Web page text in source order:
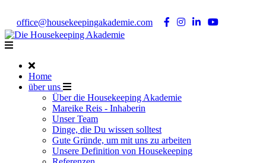
office@housekeepingakademie.com
Home
über uns
Über die Housekeeping Akademie
Mareike Reis - Inhaberin
Unser Team
Dinge, die Du wissen solltest
Gute Gründe, um mit uns zu arbeiten
Unsere Definition von Housekeeping